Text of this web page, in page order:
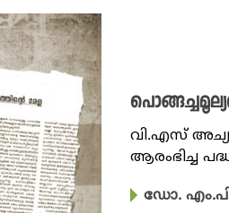
വി.എസ്
ആരംഭിച്ച
ഡോ.